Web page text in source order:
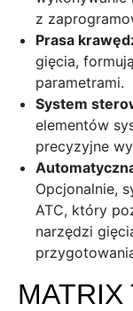
z
Prasa
gięcia,
parametrami.
System
elementów
precyzyjne
Opcjonalnie,
ATC, który
narzędzi
MATRIX